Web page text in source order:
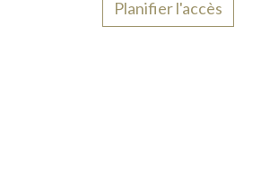
Planifier l'accès